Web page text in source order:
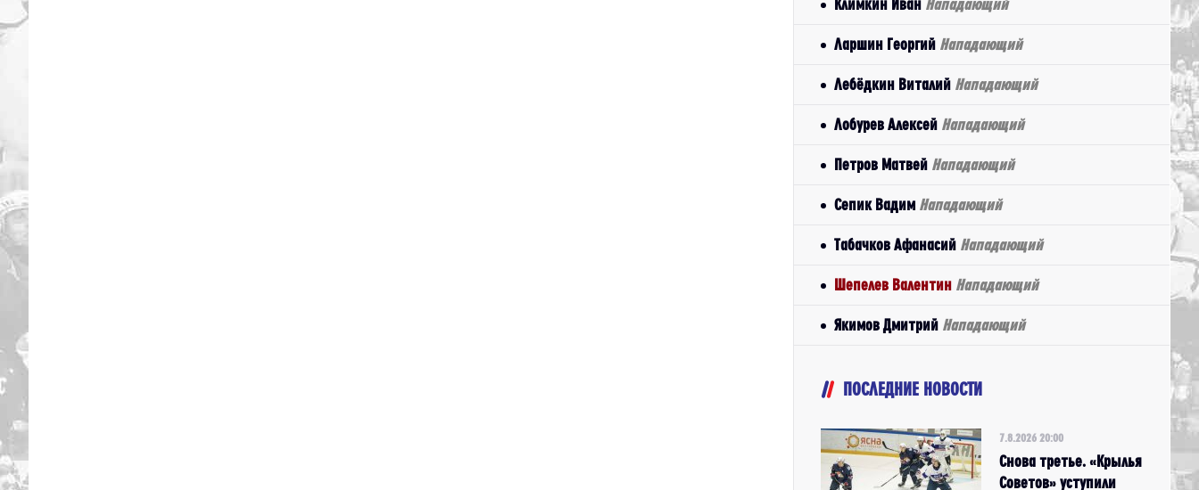
Климкин Иван Нападающий
Ларшин Георгий Нападающий
Лебёдкин Виталий Нападающий
Лобурев Алексей Нападающий
Петров Матвей Нападающий
Сепик Вадим Нападающий
Табачков Афанасий Нападающий
Шепелев Валентин Нападающий
Якимов Дмитрий Нападающий
ПОСЛЕДНИЕ НОВОСТИ
7.8.2026 20:00
Снова третье. «Крылья
Советов» уступили